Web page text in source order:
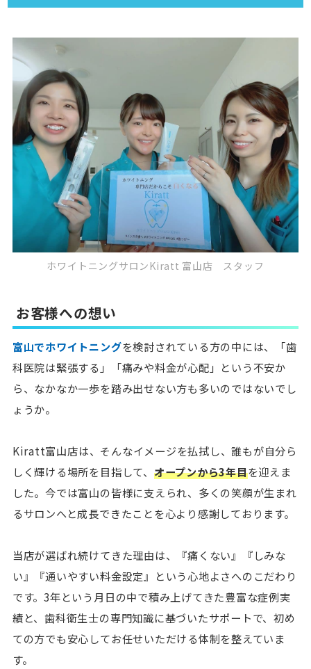
ホワイトニングサロンKiratt 富山店 スタッフ
お客様への想い
富山でホワイトニングを検討されている方の中には、「歯
科医院は緊張する」「痛みや料金が心配」という不安か
ら、なかなか一歩を踏み出せない方も多いのではないでし
ょうか。
Kiratt富山店は、そんなイメージを払拭し、誰もが自分ら
しく輝ける場所を目指して、 オープンから3年目を迎えま
した。今では富山の皆様に支えられ、多くの笑顔が生まれ
るサロンへと成長できたことを心より感謝しております。
当店が選ばれ続けてきた理由は、『痛くない』『しみな
い』『通いやすい料金設定』という心地よさへのこだわり
です。3年という月日の中で積み上げてきた豊富な症例実
績と、歯科衛生士の専門知識に基づいたサポートで、初め
ての方でも安心してお任せいただける体制を整えていま
す。